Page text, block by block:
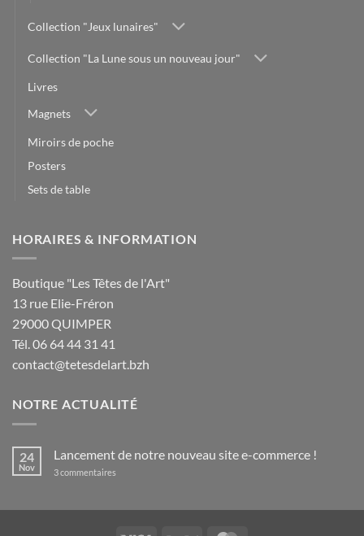
Collection "Jeux lunaires"
Collection "La Lune sous un nouveau jour"
Livres
Magnets
Miroirs de poche
Posters
Sets de table
HORAIRES & INFORMATION
Boutique "Les Têtes de l'Art"
13 rue Elie-Fréron
29000 QUIMPER
Tél. 06 64 44 31 41
contact@tetesdelart.bzh
NOTRE ACTUALITÉ
24
Nov
Lancement de notre nouveau site e-commerce !
3 commentaires
nouveau